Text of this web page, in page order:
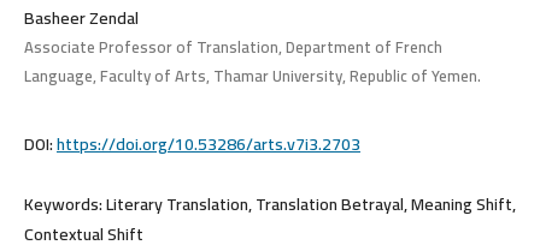
Basheer Zendal
Associate Professor of Translation, Department of French
Language, Faculty of Arts, Thamar University, Republic of Yemen.
DOI:https://doi.org/10.53286/arts.v7i3.2703
Keywords:Literary Translation, Translation Betrayal, Meaning Shift,
Contextual Shift